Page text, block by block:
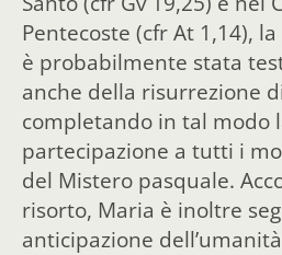
Pentecoste (cfr At 1,14),
è probabilmente stata
anche della risurrezione
completando in tal modo
partecipazione a tutti i
del Mistero pasquale.
risorto, Maria è inoltre
anticipazione